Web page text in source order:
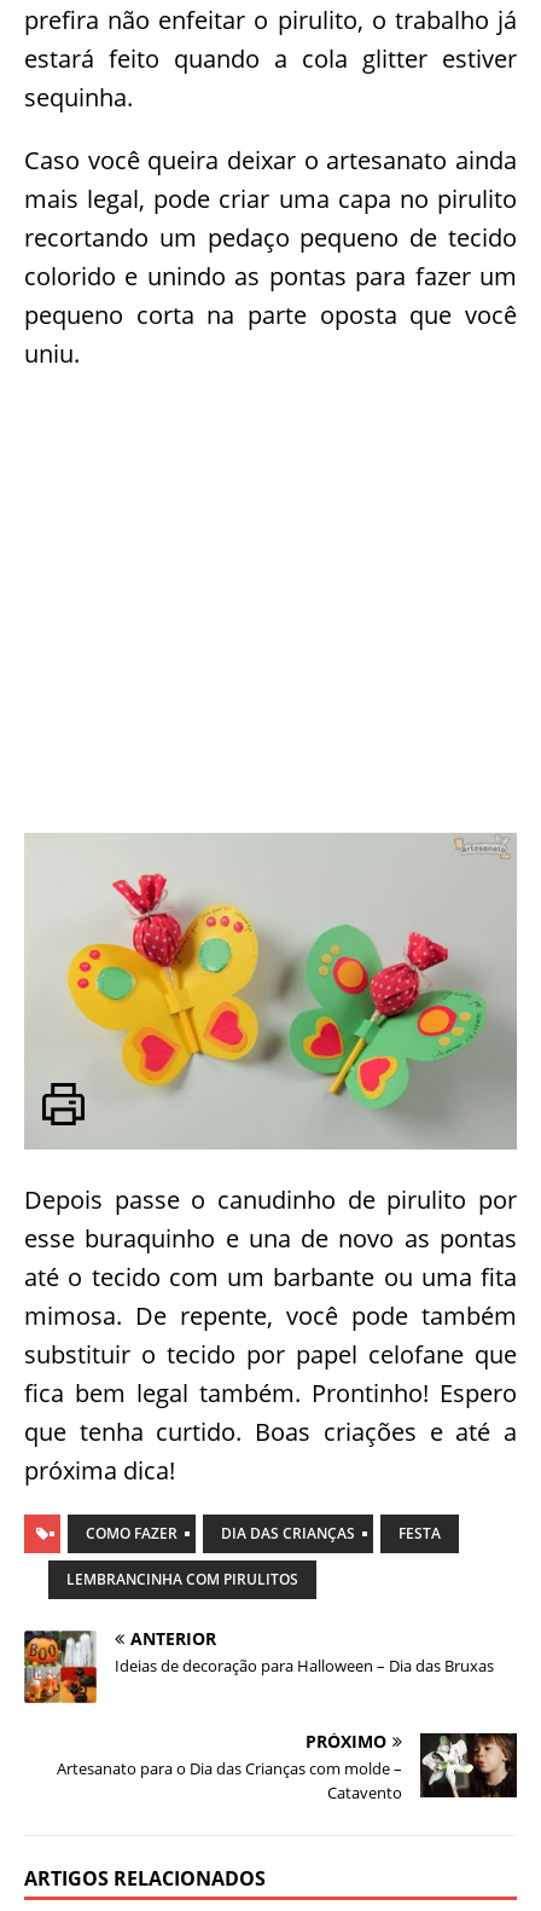
prefira não enfeitar o pirulito, o trabalho já
estará feito quando a cola glitter estiver
sequinha.
Caso você queira deixar o artesanato ainda
mais legal, pode criar uma capa no pirulito
recortando um pedaço pequeno de tecido
colorido e unindo as pontas para fazer um
pequeno corta na parte oposta que você
uniu.
Depois passe o canudinho de pirulito por
esse buraquinho e una de novo as pontas
até o tecido com um barbante ou uma fita
mimosa. De repente, você pode também
substituir o tecido por papel celofane que
fica bem legal também. Prontinho! Espero
que tenha curtido. Boas criações e até a
próxima dica!
COMO FAZER DIA DAS CRIANÇAS FESTA
LEMBRANCINHA COM PIRULITOS
ANTERIOR
Ideias de decoração para Halloween – Dia das Bruxas
PRÓXIMO
Artesanato para o Dia das Crianças com molde –
Catavento
ARTIGOS RELACIONADOS